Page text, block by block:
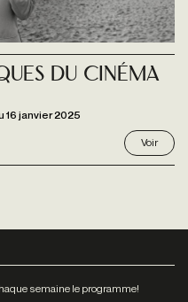
du cinéma
16 janvier 2025
Voir
semaine le programme!